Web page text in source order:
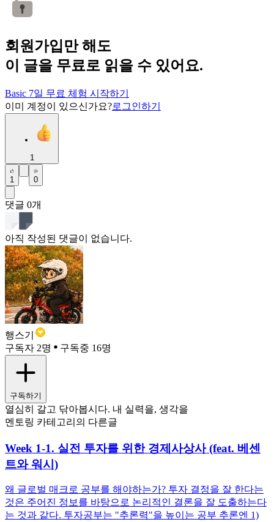
회원가입만 해도
이 글을 무료로 읽을 수 있어요.
Basic 7일 무료 체험 시작하기
이미 계정이 있으신가요?로그인하기
1
1 0
댓글 0개
아직 작성된 댓글이 없습니다.
행스기
구독자 2명
구독중 16명
구독하기
열심히 갈고 닦아봅시다. 내 실력을, 생각을
멘토링 카테고리의 다른글
Week 1-1. 실전 투자를 위한 경제사상사 (feat. 베센
트와 워시)
왜 글로벌 매크로 공부를 해야하는가? 투자 결정을 잘 한다는
것은 주어진 정보를 바탕으로 논리적인 결론을 잘 도출하는다
는 것과 같다. 투자공부는 "추론력"을 높이는 공부 추론엔 1)